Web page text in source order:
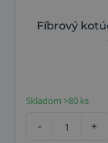
Fíbrový
Skladom >80 ks
- +